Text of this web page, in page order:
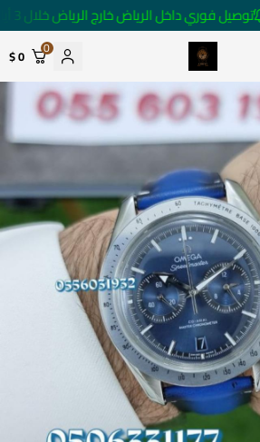
توصيل فوري داخل الرياض خارج الرياض خلال 3 أيام 🚚
متجر ساعات رومانس
0
0 $